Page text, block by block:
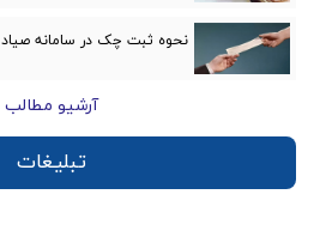
نحوه ثبت چک در سامانه صیاد
آرشیو مطالب
تبلیغات